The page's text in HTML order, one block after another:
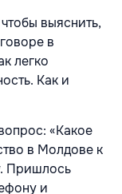
выяснить,
в
легко
Как и
«Какое
в Молдове к
Пришлось
и